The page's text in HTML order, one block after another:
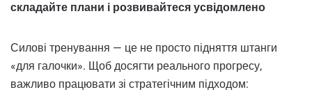
складайте плани і розвивайтеся усвідомлено
Силові тренування — це не просто підняття штанги
«для галочки». Щоб досягти реального прогресу,
важливо працювати зі стратегічним підходом: